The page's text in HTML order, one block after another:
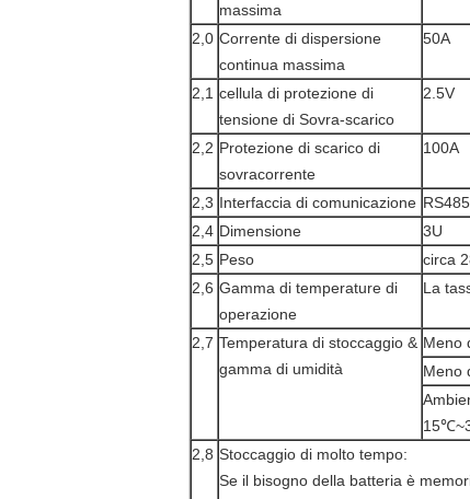
massima
2,0 Corrente di dispersione
continua massima
50A
2,1 cellula di protezione di
tensione di Sovra-scarico
2.5V
2,2 Protezione di scarico di
sovracorrente
100A
2,3 Interfaccia di comunicazione
2,4 Dimensione
3U
2,5 Peso
circa
2,6 Gamma di temperature di
operazione
La
2,7 Temperatura di stoccaggio &
gamma di umidità
Meno
Meno
2,8 Stoccaggio di molto tempo:
Se il bisogno della batteria è